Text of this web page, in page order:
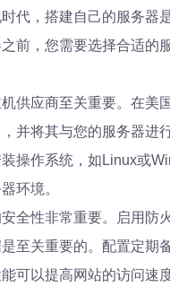
代，搭建自己的服务器
前，您需要选择合适的
供应商至关重要。在美
并将其与您的服务器进
操作系统，如Linux或
环境。
全性非常重要。启用防
至关重要的。配置定期
可以提高网站的访问速